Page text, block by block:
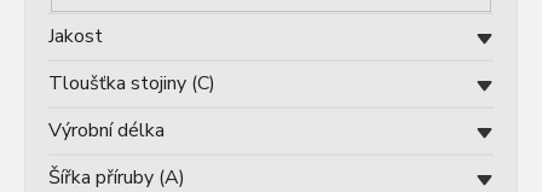
Jakost
Šířka příruby (A)
Tloušťka stojiny (C)
Výrobní délka